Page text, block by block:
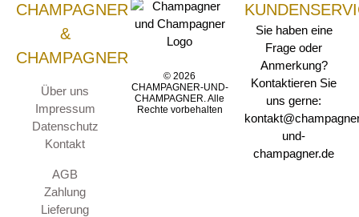
CHAMPAGNER
&
CHAMPAGNER
Über uns
Impressum
Datenschutz
Kontakt
AGB
Zahlung
Lieferung
© 2026
CHAMPAGNER-UND-
CHAMPAGNER. Alle
Rechte vorbehalten
Sie haben eine
Frage oder
Anmerkung?
Kontaktieren Sie
uns gerne:
und-
champagner.de